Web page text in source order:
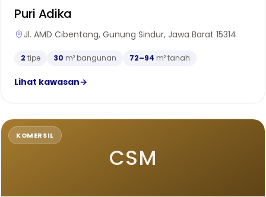
Puri Adika
Jl. AMD Cibentang, Gunung Sindur, Jawa Barat 15314
2 tipe 30 m² bangunan 72–94 m² tanah
Lihat kawasan→
KOMERSIL
CSM